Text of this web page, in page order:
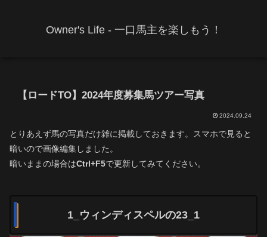
Owner's Life - 一口馬主を楽しもう！
【ロードTO】2024年度募集馬ツアー写真
2024.09.24
とりあえず馬の写真だけ雑に掲載しておきます。スマホで見ると
暗いので画像編集しました。
暗いままの場合はCtrl+F5で更新してみてください。
1_ウィンディスペルの23_1